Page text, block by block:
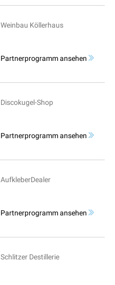
Weinbau Köllerhaus
Partnerprogramm ansehen
Discokugel-Shop
Partnerprogramm ansehen
AufkleberDealer
Partnerprogramm ansehen
Schlitzer Destillerie